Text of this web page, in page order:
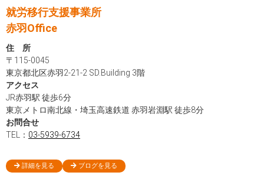
就労移行支援事業所
赤羽Office
住 所
〒115-0045
東京都北区赤羽2-21-2 SD.Building 3階
アクセス
JR赤羽駅 徒歩6分
東京メトロ南北線・埼玉高速鉄道 赤羽岩淵駅 徒歩8分
お問合せ
TEL： 03-5939-6734
詳細を見る ブログを見る